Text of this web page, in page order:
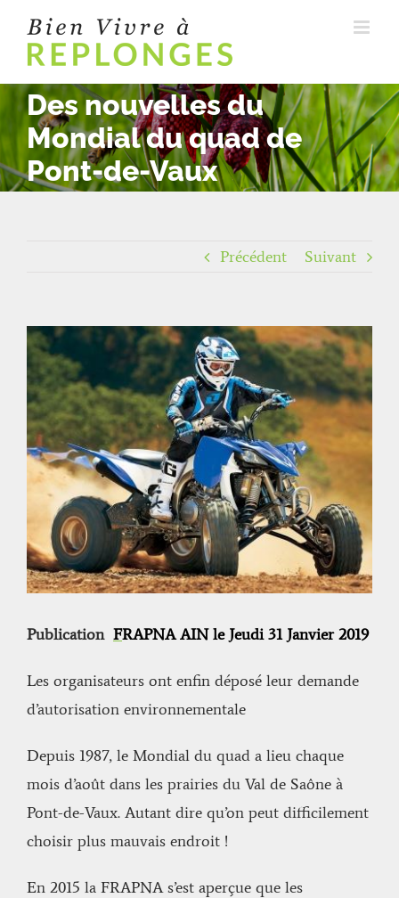
contenu
Des nouvelles du
Mondial du quad de
Pont-de-Vaux
Précédent Suivant
Voir
l'image
agrandie
Publication FRAPNA AIN le Jeudi 31 Janvier 2019
Les organisateurs ont enfin déposé leur demande
d’autorisation environnementale
Depuis 1987, le Mondial du quad a lieu chaque
mois d’août dans les prairies du Val de Saône à
Pont-de-Vaux. Autant dire qu’on peut difficilement
choisir plus mauvais endroit !
En 2015 la FRAPNA s’est aperçue que les